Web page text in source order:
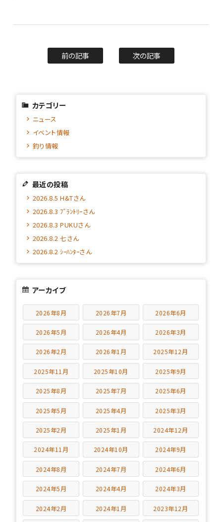
前の記事 次の記事
カテゴリー
ニュース
イベント情報
釣り情報
最近の投稿
2026.8.5 H&Tさん
2026.8.3 ﾌﾟﾗﾝﾄﾘｰさん
2026.8.3 PUKUさん
2026.8.2 七さん
2026.8.2 ｼｰﾊﾝﾀｰさん
アーカイブ
2026年8月 2026年7月 2026年6月
2026年5月 2026年4月 2026年3月
2026年2月 2026年1月 2025年12月
2025年11月 2025年10月 2025年9月
2025年8月 2025年7月 2025年6月
2025年5月 2025年4月 2025年3月
2025年2月 2025年1月 2024年12月
2024年11月 2024年10月 2024年9月
2024年8月 2024年7月 2024年6月
2024年5月 2024年4月 2024年3月
2024年2月 2024年1月 2023年12月